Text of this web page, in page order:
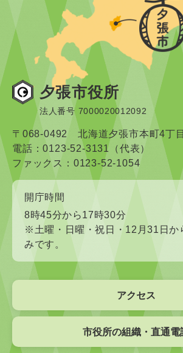
夕張市役所
法人番号 7000020012092
〒068-0492 北海道夕張市本町4丁
電話：0123-52-3131（代表）
ファックス：0123-52-1054
開庁時間
8時45分から17時30分
※土曜・日曜・祝日・12月31日か
みです。
アクセス
市役所の組織・直通電